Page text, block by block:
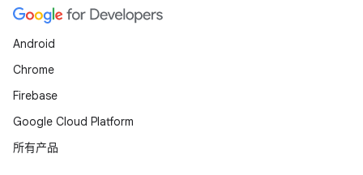
Android
Chrome
Firebase
Google Cloud Platform
所有产品